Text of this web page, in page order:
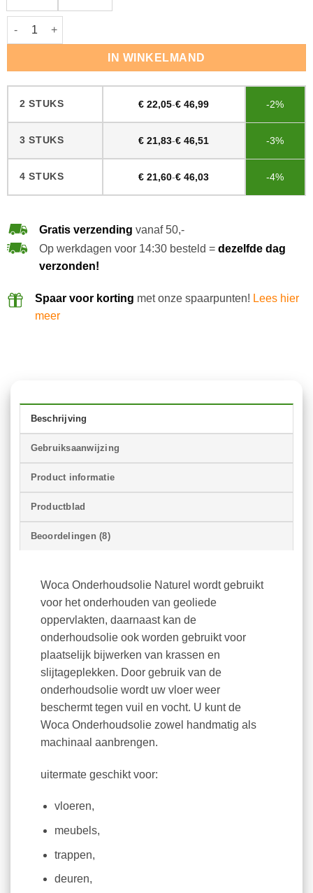
Woca Onderhoudsolie Naturel aantal
IN WINKELMAND
2 STUKS € 22,05-€ 46,99 -2%
3 STUKS € 21,83-€ 46,51 -3%
4 STUKS € 21,60-€ 46,03 -4%
Gratis verzending vanaf 50,-
Op werkdagen voor 14:30 besteld = dezelfde dag
verzonden!
Spaar voor korting met onze spaarpunten! Lees hier
meer
Beschrijving
Gebruiksaanwijzing
Product informatie
Productblad
Beoordelingen (8)
Woca Onderhoudsolie Naturel wordt gebruikt
voor het onderhouden van geoliede
oppervlakten, daarnaast kan de
onderhoudsolie ook worden gebruikt voor
plaatselijk bijwerken van krassen en
slijtageplekken. Door gebruik van de
onderhoudsolie wordt uw vloer weer
beschermt tegen vuil en vocht. U kunt de
Woca Onderhoudsolie zowel handmatig als
machinaal aanbrengen.
uitermate geschikt voor:
vloeren,
meubels,
trappen,
deuren,